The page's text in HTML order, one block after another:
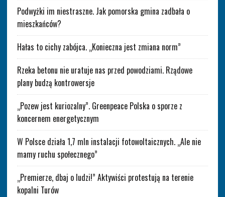
Podwyżki im niestraszne. Jak pomorska gmina zadbała o
mieszkańców?
Hałas to cichy zabójca. „Konieczna jest zmiana norm”
Rzeka betonu nie uratuje nas przed powodziami. Rządowe
plany budzą kontrowersje
„Pozew jest kuriozalny”. Greenpeace Polska o sporze z
koncernem energetycznym
W Polsce działa 1,7 mln instalacji fotowoltaicznych. „Ale nie
mamy ruchu społecznego”
„Premierze, dbaj o ludzi!” Aktywiści protestują na terenie
kopalni Turów